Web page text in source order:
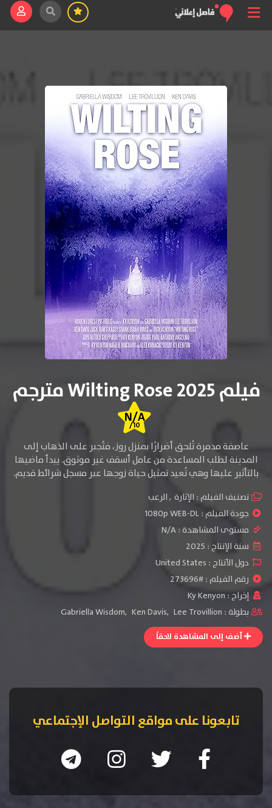
فيلم Wilting Rose 2025 مترجم
N/A
/10
عاصفة مدمرة تُلحق أضرارًا بمنزل روز، فتُجبر على الذهاب إلى
المدينة لطلب المساعدة من عامل أسقف غير موثوق. يبدأ ماضيها
بالتأثير عليها وهي تُعيد تمثيل حياة زوجها عبر مسجل شرائط قديم.
تصنيف الفيلم : الإثارة ,الرعب
جودة الفيلم :1080p WEB-DL
مستوى المشاهدة :N/A
سنة الإنتاج : 2025
دول الأنتاج : United States
رقم الفيلم : #273696
إخراج : Ky Kenyon
بطولة :
Gabriella Wisdom, Ken Davis, Lee Trovillion
أضف إلى المشاهدة لاحقاً
تابعونا على مواقع التواصل الإجتماعي